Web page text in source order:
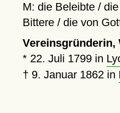
M: die Beleibte /
Bittere / die von
Vereinsgründerin,
* 22. Juli 1799in
† 9. Januar 1862in